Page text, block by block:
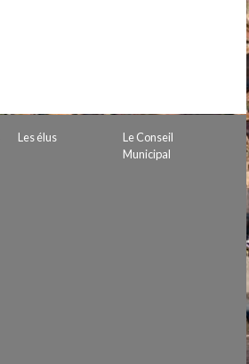
Les élus
Le Conseil
Municipal